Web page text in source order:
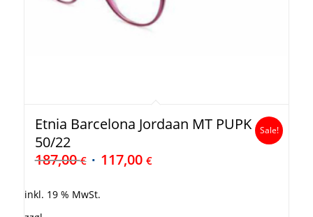
Etnia Barcelona Jordaan MT PUPK
50/22
187,00€ 117,00 €
Sale!
inkl. 19 % MwSt.